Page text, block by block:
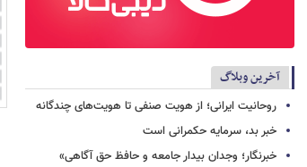
آخرین وبلاگ
روحانیت ایرانی؛ از هویت صنفی تا هویت‌های چندگانه
خبر بد، سرمایه حکمرانی است
خبرنگار؛ وجدان بیدار جامعه و حافظ حق آگاهی»